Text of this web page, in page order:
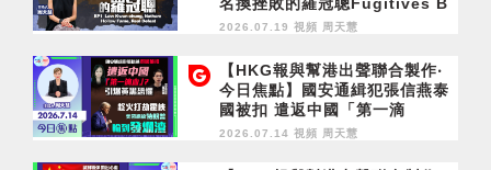
eyond Redemption EP1 La
llow Fame, Real Defeat
2026.07.19 視頻 周天慧
【HKG報與幫港出聲聯合製作‧
今日焦點】國安通緝犯張信燕泰
國被扣 遣返中國「第一滴
血」？ 引爆黃黑恐懼 趁火打劫
2026.07.14 視頻 周天慧